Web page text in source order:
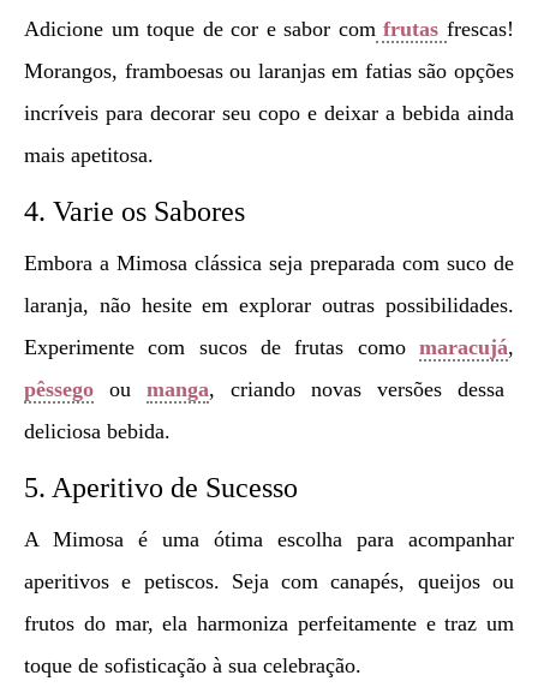
Adicione um toque de cor e sabor com frutasfrescas!
Morangos, framboesas ou laranjas em fatias são opções
incríveis para decorar seu copo e deixar a bebida ainda
mais apetitosa.
4. Varie os Sabores
Embora a Mimosa clássica seja preparada com suco de
laranja, não hesite em explorar outras possibilidades.
Experimente com sucos de frutas como maracujá,
pêssego ou manga, criando novas versões dessa
deliciosa bebida.
5. Aperitivo de Sucesso
A Mimosa é uma ótima escolha para acompanhar
aperitivos e petiscos. Seja com canapés, queijos ou
frutos do mar, ela harmoniza perfeitamente e traz um
toque de sofisticação à sua celebração.